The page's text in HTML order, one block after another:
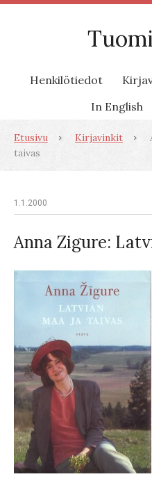
Henkilötiedot
In English
Etusivu Kirjavinkit
taivas
1.1.2000
Anna Zigure: